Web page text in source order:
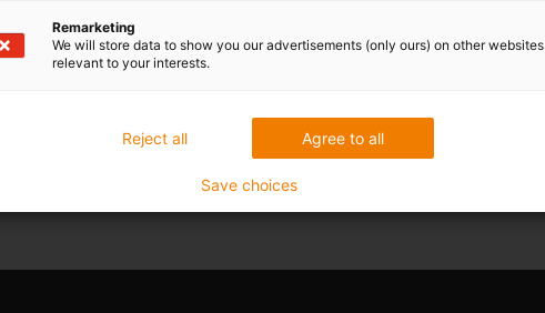
Remarketing
We will store data to show you our advertisements (only ours) on other websites
relevant to your interests.
Agree to all
Reject all
Save choices